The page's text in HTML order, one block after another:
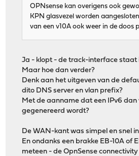
OPNsense kan overigens ook
KPN glasvezel worden
van een v10A ook weer in de doos
Ja - klopt - de track-interface staat
Maar hoe dan verder?
Denk aan het uitgeven van de
dito DNS server en vlan prefix?
Met de aanname dat een IPv6 dan
gegenereerd wordt?
De WAN-kant was simpel en snel
En ondanks een brakke EB-10A of
meteen - de OpnSense connectivity